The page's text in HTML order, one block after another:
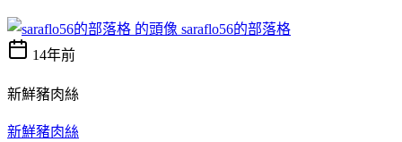
saraflo56的部落格
14年前
新鮮豬肉絲
新鮮豬肉絲